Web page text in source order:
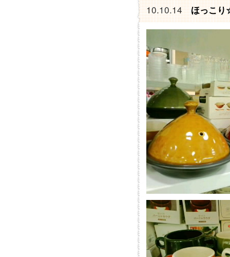
10.10.14ほっこ